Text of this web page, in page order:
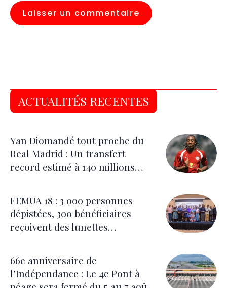
ACTUALITÉS RECENTES
Yan Diomandé tout proche du
Real Madrid : Un transfert
record estimé à 140 millions
FEMUA 18 : 3 000 personnes
dépistées, 300 bénéficiaires
reçoivent des lunettes
66e anniversaire de
l’Indépendance : Le 4e Pont à